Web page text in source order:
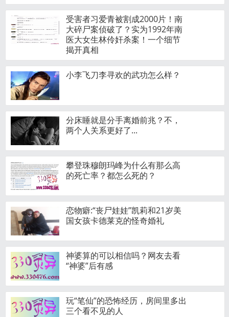
受害者习爱青被割成2000片！南
大碎尸案侦破了？实为1992年南
医大女生林伶奸杀案！一个细节
揭开真相
小李飞刀李寻欢的武功怎么样？
分床睡就是分手离婚前兆？不，
两个人关系更好了...
攀登珠穆朗玛峰为什么有那么高
的死亡率？都怎么死的？
恋物癖:“丧尸娃娃”凯莉和21岁美
国女孩卡德莱克的怪奇婚礼
神婆算的可以相信吗？网友去看
“神婆”后有感
玩“笔仙”的恐怖经历，房间里多出
三个看不见的人